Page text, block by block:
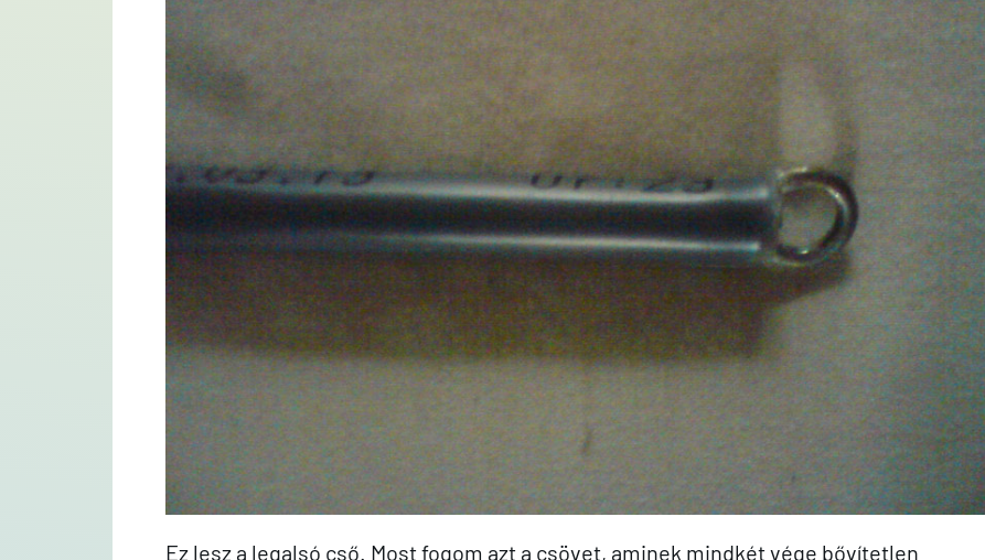
Ez lesz a legalsó cső. Most fogom azt a csövet, aminek mindkét vége bővítetlen